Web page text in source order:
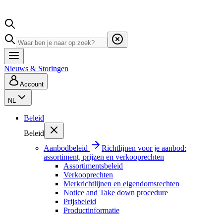
Nieuws & Storingen
Account
NL
Beleid
Beleid
Aanbodbeleid
Richtlijnen voor je aanbod:
assortiment, prijzen en verkooprechten
Assortimentsbeleid
Verkooprechten
Merkrichtlijnen en eigendomsrechten
Notice and Take down procedure
Prijsbeleid
Productinformatie